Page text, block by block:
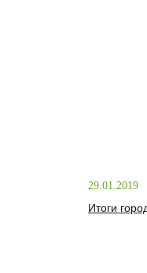
29.01.2019
Итоги